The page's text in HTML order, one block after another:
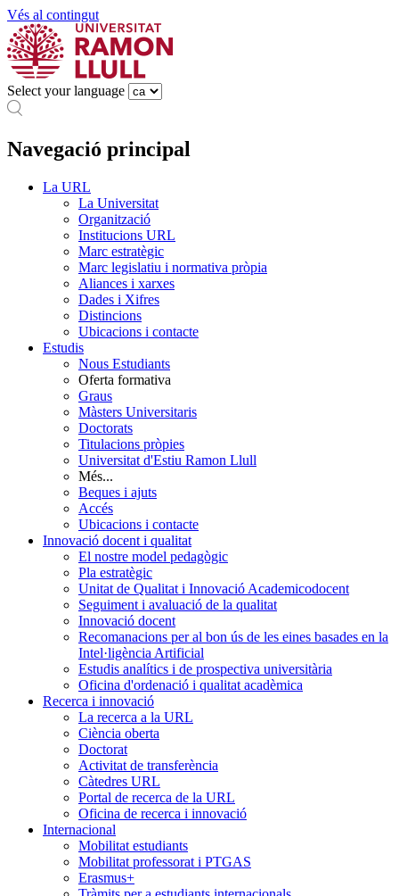
Vés al contingut
Select your language
Navegació principal
La URL
La Universitat
Organització
Institucions URL
Marc estratègic
Marc legislatiu i normativa pròpia
Aliances i xarxes
Dades i Xifres
Distincions
Ubicacions i contacte
Estudis
Nous Estudiants
Oferta formativa
Graus
Màsters Universitaris
Doctorats
Titulacions pròpies
Universitat d'Estiu Ramon Llull
Més...
Beques i ajuts
Accés
Ubicacions i contacte
Innovació docent i qualitat
El nostre model pedagògic
Pla estratègic
Unitat de Qualitat i Innovació Academicodocent
Seguiment i avaluació de la qualitat
Innovació docent
Recomanacions per al bon ús de les eines basades en la
Intel·ligència Artificial
Estudis analítics i de prospectiva universitària
Oficina d'ordenació i qualitat acadèmica
Recerca i innovació
La recerca a la URL
Ciència oberta
Doctorat
Activitat de transferència
Càtedres URL
Portal de recerca de la URL
Oficina de recerca i innovació
Internacional
Mobilitat estudiants
Mobilitat professorat i PTGAS
Erasmus+